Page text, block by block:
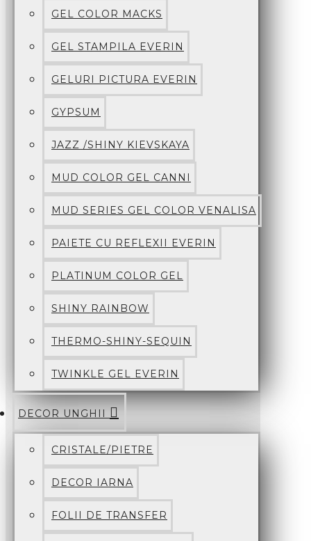
GEL COLOR MACKS
GEL STAMPILA EVERIN
GELURI PICTURA EVERIN
GYPSUM
JAZZ /SHINY KIEVSKAYA
MUD COLOR GEL CANNI
MUD SERIES GEL COLOR VENALISA
PAIETE CU REFLEXII EVERIN
PLATINUM COLOR GEL
SHINY RAINBOW
THERMO-SHINY-SEQUIN
TWINKLE GEL EVERIN
DECOR UNGHII
CRISTALE/PIETRE
DECOR IARNA
FOLII DE TRANSFER